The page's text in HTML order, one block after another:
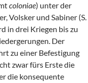
coloniae) unter der
Volsker und Sabiner (S.
in drei Kriegen bis zu
Der
zu einer Befestigung
zwar fürs Erste die
die konsequente